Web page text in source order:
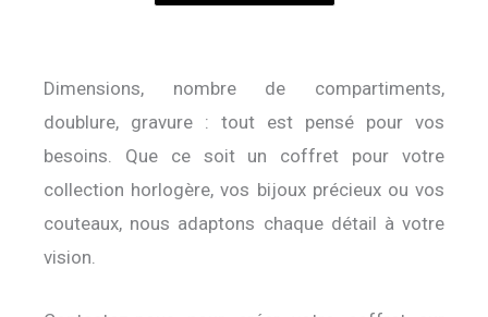
Dimensions, nombre de compartiments,
doublure, gravure : tout est pensé pour vos
besoins. Que ce soit un coffret pour votre
collection horlogère, vos bijoux précieux ou vos
couteaux, nous adaptons chaque détail à votre
vision.